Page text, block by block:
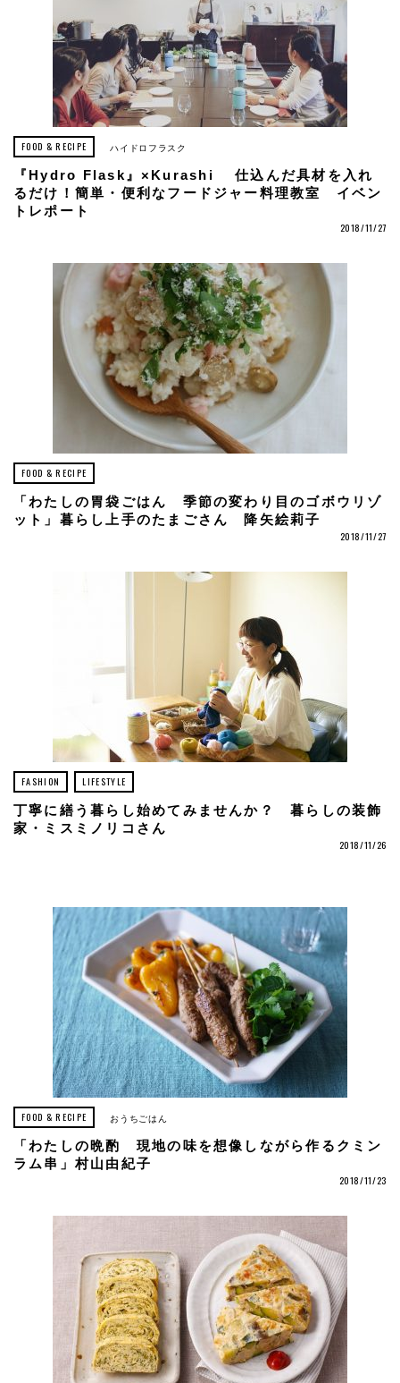
FOOD & RECIPE ハイドロフラスク
『Hydro Flask』×Kurashi 仕込んだ具材を入れ
るだけ！簡単・便利なフードジャー料理教室 イベン
トレポート
2018/11/27
FOOD & RECIPE
「わたしの胃袋ごはん 季節の変わり目のゴボウリゾ
ット」暮らし上手のたまごさん 降矢絵莉子
2018/11/27
FASHION LIFESTYLE
丁寧に繕う暮らし始めてみませんか？ 暮らしの装飾
家・ミスミノリコさん
2018/11/26
FOOD & RECIPE おうちごはん
「わたしの晩酌 現地の味を想像しながら作るクミン
ラム串」村山由紀子
2018/11/23